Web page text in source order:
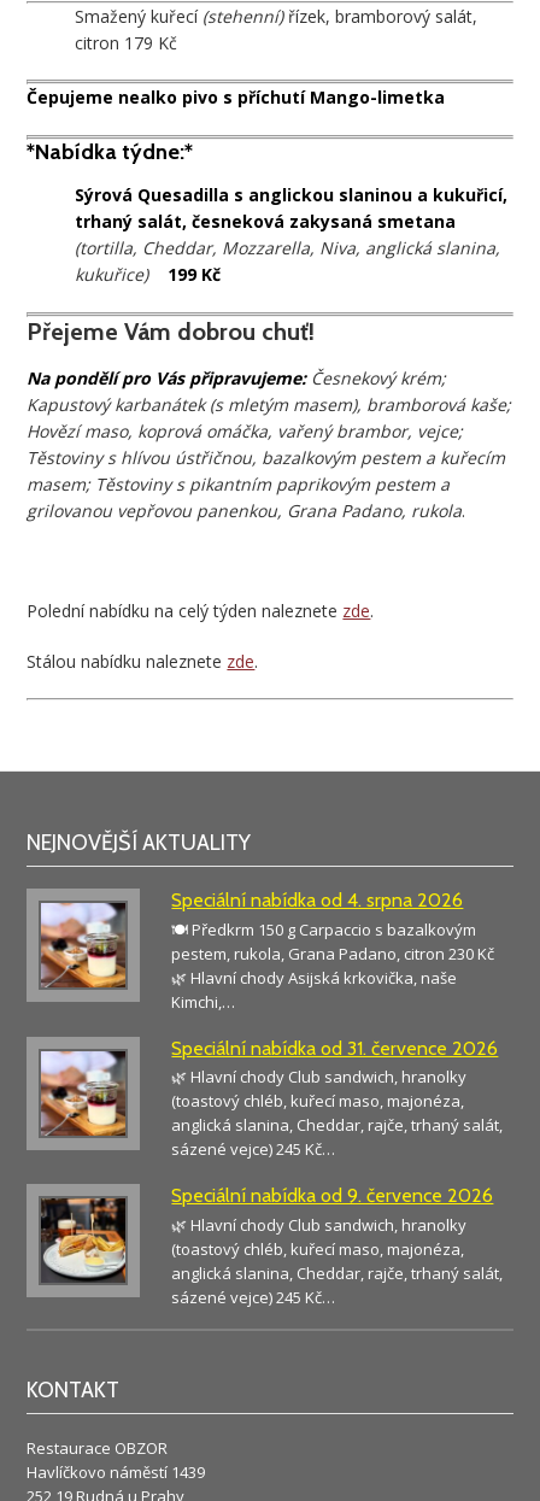
Smažený kuřecí(stehenní)řízek, bramborový salát,
citron 179 Kč
Čepujeme nealko pivo s příchutí Mango-limetka
*Nabídka týdne:*
Sýrová Quesadilla s anglickou slaninou a kukuřicí,
trhaný salát, česneková zakysaná smetana
(tortilla, Cheddar, Mozzarella, Niva, anglická slanina,
kukuřice)
199 Kč
Přejeme Vám dobrou chuť!
Na pondělí pro Vás připravujeme: Česnekový krém;
Kapustový karbanátek (s mletým masem), bramborová kaše;
Hovězí maso, koprová omáčka, vařený brambor, vejce;
Těstoviny s hlívou ústřičnou, bazalkovým pestem a kuřecím
masem; Těstoviny s pikantním paprikovým pestem a
grilovanou vepřovou panenkou, Grana Padano, rukola.
Polední nabídku na celý týden naleznete zde.
Stálou nabídku naleznete zde.
NEJNOVĚJŠÍ AKTUALITY
Speciální nabídka od 4. srpna 2026
🍽️ Předkrm 150 g Carpaccio s bazalkovým
pestem, rukola, Grana Padano, citron 230 Kč
🌿 Hlavní chody Asijská krkovička, naše
Kimchi,…
Speciální nabídka od 31. července 2026
🌿 Hlavní chody Club sandwich, hranolky
(toastový chléb, kuřecí maso, majonéza,
anglická slanina, Cheddar, rajče, trhaný salát,
sázené vejce) 245 Kč…
Speciální nabídka od 9. července 2026
🌿 Hlavní chody Club sandwich, hranolky
(toastový chléb, kuřecí maso, majonéza,
anglická slanina, Cheddar, rajče, trhaný salát,
sázené vejce) 245 Kč…
KONTAKT
Restaurace OBZOR
Havlíčkovo náměstí 1439
252 19 Rudná u Prahy